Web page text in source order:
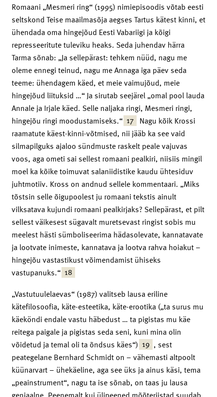
Romaani „Mesmeri ring“ (1995) nimiepisoodis võtab eesti
seltskond Teise maailmasõja aegses Tartus kätest kinni, et
ühendada oma hingejõud Eesti Vabariigi ja kõigi
represseeritute tuleviku heaks. Seda juhendav härra
Tarma sõnab: „Ja sellepärast: tehkem nüüd, nagu me
oleme ennegi teinud, nagu me Annaga iga päev seda
teeme: ühendagem käed, et meie vaimujõud, meie
hingejõud liituksid …“ Ja sirutab seejärel „omal pool lauda
Annale ja Irjale käed. Selle naljaka ringi, Mesmeri ringi,
hingejõu ringi moodustamiseks.“ 17 Nagu kõik Krossi
raamatute käest-kinni-võtmised, nii jääb ka see vaid
silmapilguks ajaloo sündmuste raskelt peale vajuvas
voos, aga ometi sai sellest romaani pealkiri, niisiis mingil
moel ka kõike toimuvat salaniidistike kaudu ühtesiduv
juhtmotiiv. Kross on andnud sellele kommentaari. „Miks
tõstsin selle õigupoolest ju romaani tekstis ainult
vilksatava kujundi romaani pealkirjaks? Sellepärast, et pilt
sellest väikesest sügavalt muretsevast ringist sobis mu
meelest hästi sümboliseerima hädasolevate, kannatavate
ja lootvate inimeste, kannatava ja lootva rahva hoiakut –
hingejõu vastastikust võimendamist ühiseks
vastupanuks.“ 18
„Vastutuulelaevas“ (1987) valitseb lausa eriline
kätefilosoofia, käte-esteetika, käte-erootika („ta surus mu
käeköndi endale vastu häbedust … ta pigistas mu käe
reitega paigale ja pigistas seda seni, kuni mina olin
võidetud ja temal oli ta õndsus käes“) 19 , sest
peategelane Bernhard Schmidt on – vähemasti altpoolt
küünarvart – ühekäeline, aga see üks ja ainus käsi, tema
„peainstrument“, nagu ta ise sõnab, on taas ju lausa